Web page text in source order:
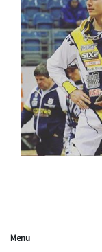
Menu